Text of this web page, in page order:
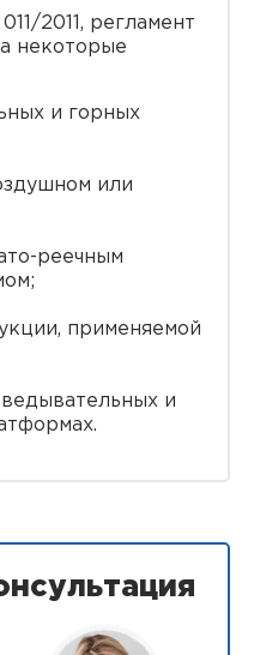
2011, регламент
некоторые
и горных
или
реечным
применяемой
и